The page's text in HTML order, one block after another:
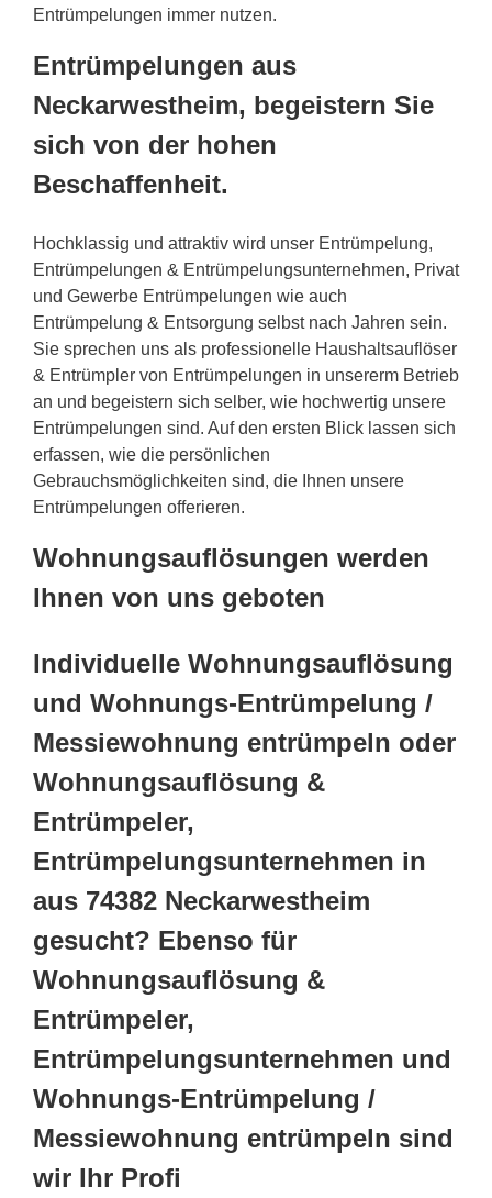
Entrümpelungen immer nutzen.
Entrümpelungen aus
Neckarwestheim, begeistern Sie
sich von der hohen
Beschaffenheit.
Hochklassig und attraktiv wird unser Entrümpelung,
Entrümpelungen & Entrümpelungsunternehmen, Privat
und Gewerbe Entrümpelungen wie auch
Entrümpelung & Entsorgung selbst nach Jahren sein.
Sie sprechen uns als professionelle Haushaltsauflöser
& Entrümpler von Entrümpelungen in unsererm Betrieb
an und begeistern sich selber, wie hochwertig unsere
Entrümpelungen sind. Auf den ersten Blick lassen sich
erfassen, wie die persönlichen
Gebrauchsmöglichkeiten sind, die Ihnen unsere
Entrümpelungen offerieren.
Wohnungsauflösungen werden
Ihnen von uns geboten
Individuelle Wohnungsauflösung
und Wohnungs-Entrümpelung /
Messiewohnung entrümpeln oder
Wohnungsauflösung &
Entrümpeler,
Entrümpelungsunternehmen in
aus 74382 Neckarwestheim
gesucht? Ebenso für
Wohnungsauflösung &
Entrümpeler,
Entrümpelungsunternehmen und
Wohnungs-Entrümpelung /
Messiewohnung entrümpeln sind
wir Ihr Profi